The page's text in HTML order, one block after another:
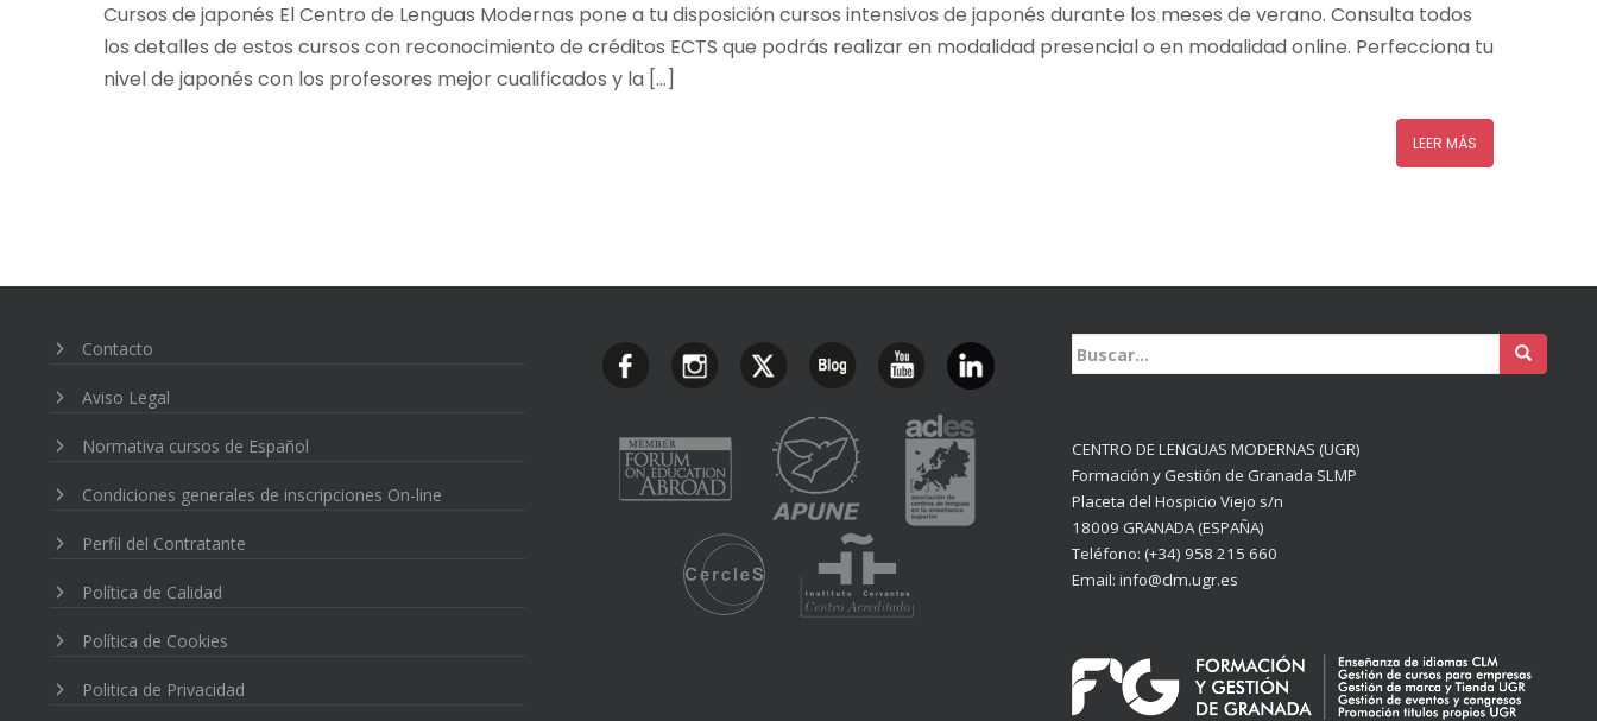
Cursos de japonés El Centro de Lenguas Modernas pone a tu disposición cursos intensivos de japonés durante los meses de verano. Consulta todos
los detalles de estos cursos con reconocimiento de créditos ECTS que podrás realizar en modalidad presencial o en modalidad online. Perfecciona tu
nivel de japonés con los profesores mejor cualificados y la […]
LEER MÁS
Contacto
Aviso Legal
Normativa cursos de Español
Condiciones generales de inscripciones On-line
Perfil del Contratante
Política de Calidad
Política de Cookies
Politica de Privacidad
Buscar:
CENTRO DE LENGUAS MODERNAS (UGR)
Formación y Gestión de Granada SLMP
Placeta del Hospicio Viejo s/n
18009 GRANADA (ESPAÑA)
Teléfono: (+34) 958 215 660
Email: info@clm.ugr.es